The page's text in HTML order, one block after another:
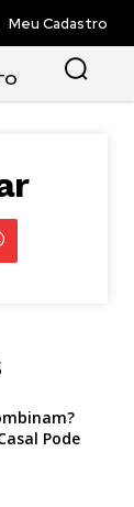
Meu Cadastro
Pode